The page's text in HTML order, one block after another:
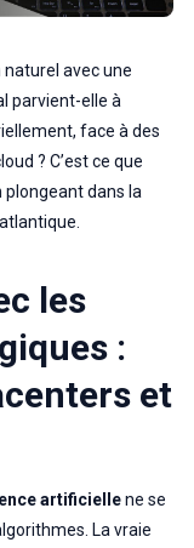
avec une
parvient-elle à
face à des
? C’est ce que
dans la
les
:
et
artificiellene se
La vraie